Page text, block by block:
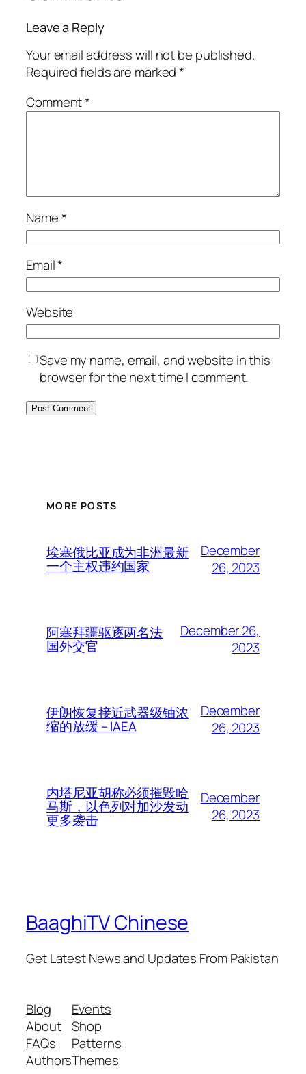
Leave a Reply
Your email address will not be published.
Required fields are marked*
Comment*
Name*
Email*
Website
Save my name, email, and website in this
browser for the next time I comment.
MORE POSTS
埃塞俄比亚成为非洲最新
一个主权违约国家
December
26, 2023
阿塞拜疆驱逐两名法
国外交官
December 26,
2023
伊朗恢复接近武器级铀浓
缩的放缓 – IAEA
December
26, 2023
内塔尼亚胡称必须摧毁哈
马斯，以色列对加沙发动
更多袭击
December
26, 2023
BaaghiTV Chinese
Get Latest News and Updates From Pakistan
Blog
About
FAQs
Authors
Events
Shop
Patterns
Themes